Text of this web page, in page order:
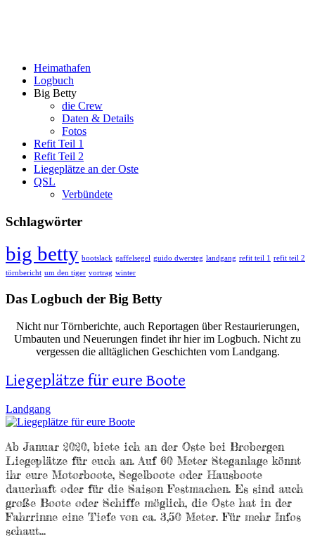
Heimathafen
Logbuch
Big Betty
die Crew
Daten & Details
Fotos
Refit Teil 1
Refit Teil 2
Liegeplätze an der Oste
QSL
Verbündete
Schlagwörter
big betty bootslack gaffelsegel guido dwersteg landgang refit teil 1 refit teil 2
törnbericht um den tiger vortrag winter
Das Logbuch der Big Betty
Nicht nur Törnberichte, auch Reportagen über Restaurierungen,
Umbauten und Neuerungen findet ihr hier im Logbuch. Nicht zu
vergessen die alltäglichen Geschichten vom Landgang.
Liegeplätze für eure Boote
Landgang
Ab Januar 2020, biete ich an der Oste bei Brobergen
Liegeplätze für euch an. Auf 60 Meter Steganlage könnt
ihr eure Motorboote, Segelboote oder Hausboote
dauerhaft oder für die Saison Festmachen. Es sind auch
große Boote oder Schiffe möglich, die Oste hat in der
Fahrrinne eine Tiefe von ca. 3,50 Meter. Für mehr Infos
schaut…